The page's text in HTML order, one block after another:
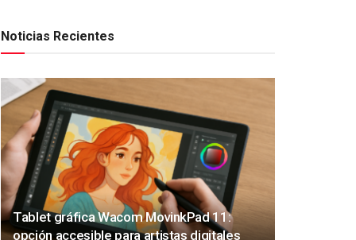
Noticias Recientes
Tablet gráfica Wacom MovinkPad 11:
opción accesible para artistas digitales